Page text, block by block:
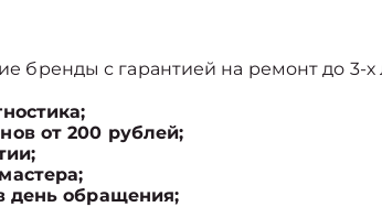
бренды с гарантией на ремонт до 3-х
от 200 рублей;
день обращения;